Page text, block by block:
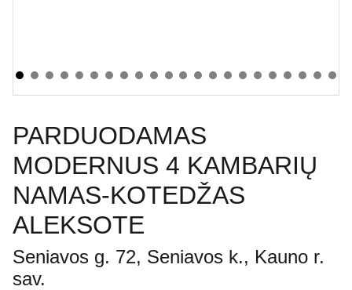
PARDUODAMAS
MODERNUS 4 KAMBARIŲ
NAMAS-KOTEDŽAS
ALEKSOTE
Seniavos g. 72, Seniavos k., Kauno r.
sav.